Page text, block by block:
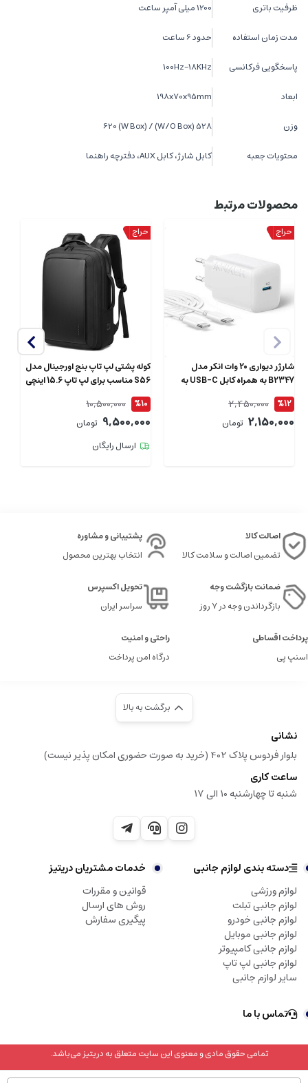
ظرفیت باتری 1200 میلی آمپر ساعت
مدت زمان استفاده حدود 6 ساعت
پاسخگویی فرکانسی 100Hz-18KHz
ابعاد 198x70x95mm
وزن 528 (W/O Box) / 620 (W Box)
محتویات جعبه کابل شارژ، کابل AUX، دفترچه راهنما
محصولات مرتبط
شارژر دیواری 20 وات انکر مدل
B2347 به همراه کابل USB-C به
طول 1.5 متر
%12
2,450,000
2,150,000 تومان
کوله پشتی لپ تاپ بنج اورجینال مدل
S56 مناسب برای لپ تاپ 15.6 اینچی
%10
10,500,000
9,500,000 تومان
ارسال رایگان
اصالت کالا
تضمین اصالت و سلامت کالا
پشتیبانی و مشاوره
انتخاب بهترین محصول
ضمانت بازگشت وجه
بازگرداندن وجه در ۷ روز
تحویل اکسپرس
سراسر ایران
پرداخت اقساطی
اسنپ پی
راحتی و امنیت
درگاه امن پرداخت
برگشت به بالا
نشانی
بلوار فردوس پلاک 402 (خرید به صورت حضوری امکان پذیر نیست)
ساعت کاری
شنبه تا چهارشنبه 10 الی 17
دسته بندی لوازم جانبی
لوازم ورزشی
لوازم جانبی تبلت
لوازم جانبی خودرو
لوازم جانبی موبایل
لوازم جانبی کامپیوتر
لوازم جانبی لپ تاپ
سایر لوازم جانبی
خدمات مشتریان دریتیز
قوانین و مقررات
روش های ارسال
پیگیری سفارش
تماس با ما
تمامی حقوق مادی و معنوی این سایت متعلق به دریتیز می‌باشد.